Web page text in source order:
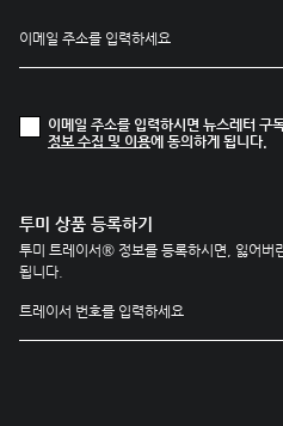
이메일 주소를 입력하시면 뉴스레터 구
정보 수집 및 이용에 동의하게 됩니다.
투미 상품 등록하기
투미 트레이서® 정보를 등록하시면, 잃어버
됩니다.